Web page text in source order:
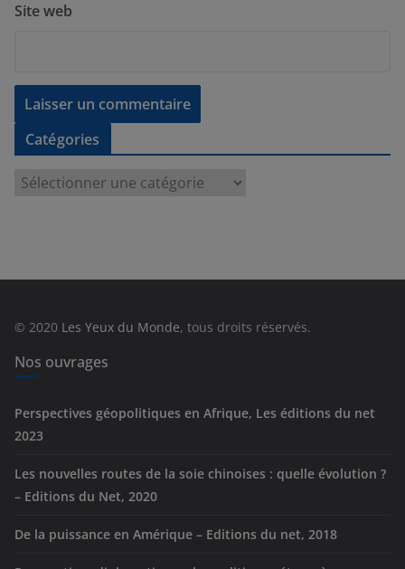
Site web
Catégories
e
© 2020 Les Yeux du Monde, tous droits réservés.
Nos ouvrages
Perspectives géopolitiques en Afrique, Les éditions du net
2023
Les nouvelles routes de la soie chinoises : quelle évolution ?
– Editions du Net, 2020
De la puissance en Amérique – Editions du net, 2018